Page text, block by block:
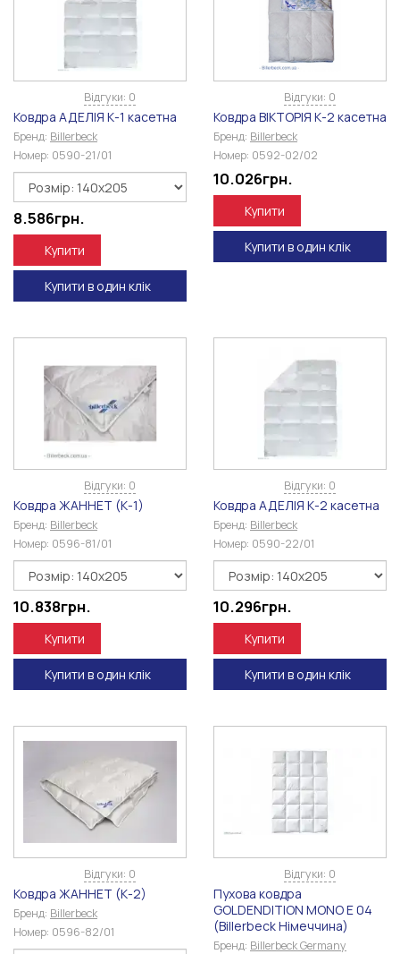
Відгуки: 0
Ковдра АДЕЛІЯ К-1 касетна
Бренд: Billerbeck
Номер: 0590-21/01
8.586грн.
Купити
Купити в один клік
Відгуки: 0
Ковдра ВІКТОРІЯ К-2 касетна
Бренд: Billerbeck
Номер: 0592-02/02
10.026грн.
Купити
Купити в один клік
Відгуки: 0
Ковдра ЖАННЕТ (К-1)
Бренд: Billerbeck
Номер: 0596-81/01
10.838грн.
Купити
Купити в один клік
Відгуки: 0
Ковдра АДЕЛІЯ К-2 касетна
Бренд: Billerbeck
Номер: 0590-22/01
10.296грн.
Купити
Купити в один клік
Відгуки: 0
Ковдра ЖАННЕТ (К-2)
Бренд: Billerbeck
Номер: 0596-82/01
Відгуки: 0
Пухова ковдра
GOLDENDITION MONO E 04
(Billerbeck Німеччина)
Бренд: Billerbeck Germany